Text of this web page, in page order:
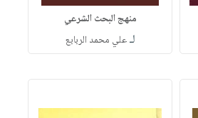
منهج البحث الشرعي
لـعلي محمد الربابع